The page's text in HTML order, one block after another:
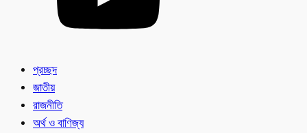
প্রচ্ছদ
জাতীয়
রাজনীতি
অর্থ ও বাণিজ্য